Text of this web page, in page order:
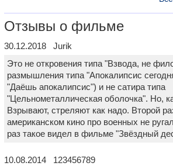
Отзывы о фильме
30.12.2018 Jurik
Это не откровения типа "Взвода, не
размышления типа "Апокалипсис
"Даёшь апокалипсис") и не сатира типа
"Цельнометаллическая оболочка". Но,
Взрывают, стреляют как надо. Второй
американском кино про военных не
раз такое видел в фильме "Звёздный
10.08.2014 123456789